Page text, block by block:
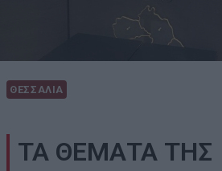
ΘΕΣΣΑΛΙΑ
ΤΑ ΘΕΜΑΤΑ ΤΗΣ